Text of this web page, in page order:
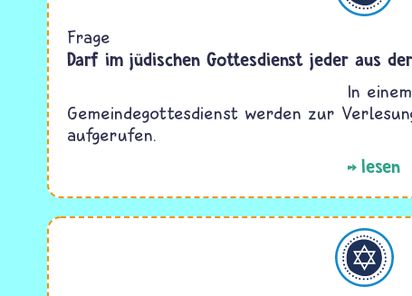
Frage
Darf im jüdischen Gottesdienst jeder aus
In
Gemeindegottesdienst werden zur
aufgerufen.
lesen